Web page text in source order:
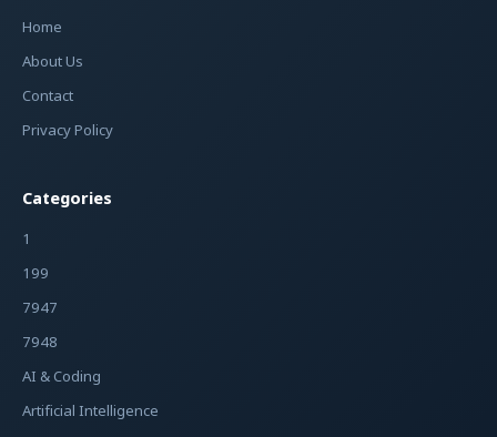
Home
About Us
Contact
Privacy Policy
Categories
1
199
7947
7948
AI & Coding
Artificial Intelligence